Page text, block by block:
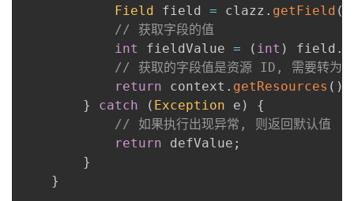
Field field = clazz . getField (
// 获取字段的值
int
fieldValue = ( int ) field .
// 获取的字段值是资源 ID, 需要转为实
return context . getResources ( )
}
catch ( Exception e )
{
// 如果执行出现异常, 则返回默认值
return defValue ;
}
}